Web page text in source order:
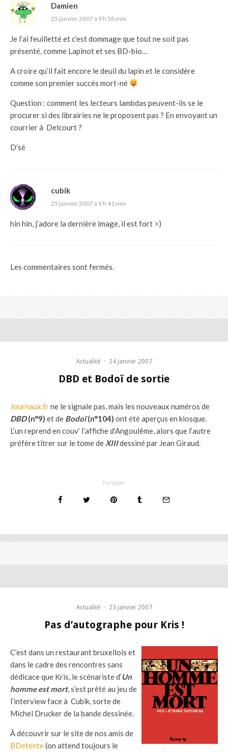
Damien
25 janvier 2007 à 9 h 58 min
Je l’ai feuilletté et c’est dommage que tout ne soit pas
présenté, comme Lapinot et ses BD-bio…
A croire qu’il fait encore le deuil du lapin et le considère
comme son premier succès mort-né
Question : comment les lecteurs lambdas peuvent-ils se le
procurer si des librairies ne le proposent pas ? En envoyant un
courrier à Delcourt ?
D’sé
cubik
25 janvier 2007 à 9 h 41 min
hin hin, j’adore la dernière image, il est fort >)
Les commentaires sont fermés.
Actualité · 24 janvier 2007
DBD et Bodoï de sortie
Journaux.frne le signale pas, mais les nouveaux numéros de
DBD(n°9) et de Bodoï(n°104) ont été aperçus en kiosque.
L’un reprend en couv’ l’affiche d’Angoulême, alors que l’autre
préfère titrer sur le tome de XIIIdessiné par Jean Giraud.
Partager
Actualité · 23 janvier 2007
Pas d’autographe pour Kris !
C’est dans un restaurant bruxellois et
dans le cadre des rencontres sans
dédicace que Kris, le scénariste d’Un
homme est mort, s’est prêté au jeu de
l’interview face à Cubik, sorte de
Michel Drucker de la bande dessinée.
À découvrir sur le site de nos amis de
BDetente(on attend toujours le